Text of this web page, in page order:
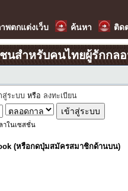
พตกแต่งเว็บ ค้นหา ติด
นสำหรับคนไทยผู้รักกล
สู่ระบบ หรือ ลงทะเบียน
าในเซสชั่น
(หรือกดปุ่มสมัครสมาชิกด้านบน)